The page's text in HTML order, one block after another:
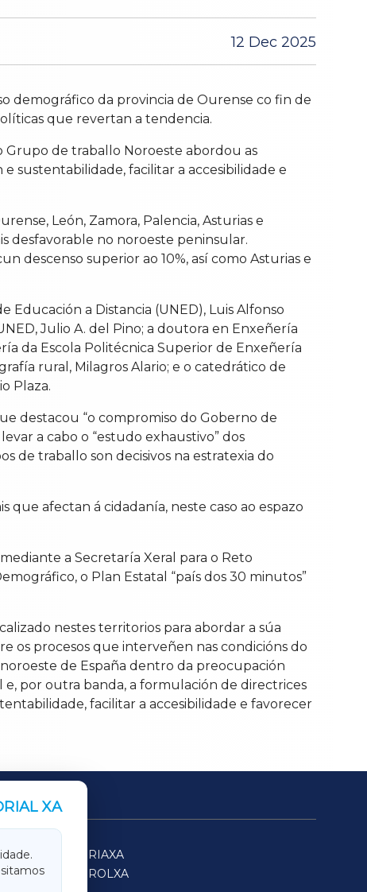
12 Dec 2025
demográfico da provincia de Ourense co fin de
que revertan a tendencia.
de traballo Noroeste abordou as
sustentabilidade, facilitar a accesibilidade e
León, Zamora, Palencia, Asturias e
desfavorable no noroeste peninsular.
descenso superior ao 10%, así como Asturias e
a Distancia (UNED), Luis Alfonso
Julio A. del Pino; a doutora en Enxeñería
da Escola Politécnica Superior de Enxeñería
rural, Milagros Alario; e o catedrático de
Plaza.
destacou “o compromiso do Goberno de
a cabo o “estudo exhaustivo” dos
de traballo son decisivos na estratexia do
afectan á cidadanía, neste caso ao espazo
a Secretaría Xeral para o Reto
o Plan Estatal “país dos 30 minutos”
nestes territorios para abordar a súa
os procesos que interveñen nas condicións do
de España dentro da preocupación
por outra banda, a formulación de directrices
facilitar a accesibilidade e favorecer
XA
SARRIAXA
FERROLXA